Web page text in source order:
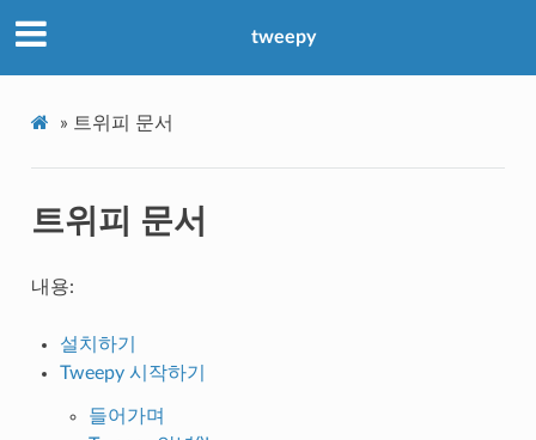
tweepy
» 트위피 문서
트위피 문서
내용:
설치하기
Tweepy 시작하기
들어가며